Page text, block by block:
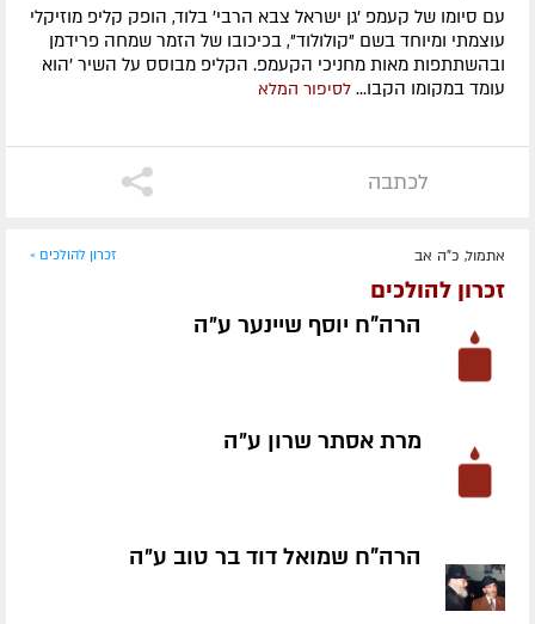
עם סיומו של קעמפ 'גן ישראל צבא הרבי' בלוד, הופק קליפ מוזיקלי
עוצמתי ומיוחד בשם "קולולוד", בכיכובו של הזמר שמחה פרידמן
ובהשתתפות מאות מחניכי הקעמפ. הקליפ מבוסס על השיר 'הוא
עומד במקומו הקבו... לסיפור המלא
לכתבה
אתמול, כ"ה אב זכרון להולכים »
זכרון להולכים
הרה"ח יוסף שיינער ע״ה
מרת אסתר שרון ע״ה
הרה"ח שמואל דוד בר טוב ע״ה